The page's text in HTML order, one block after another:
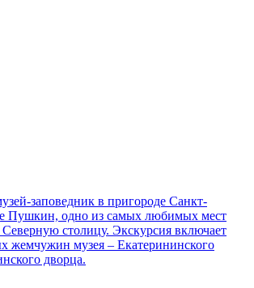
заповедник в пригороде Санкт-
Пушкин, одно из самых любимых мест
столицу. Экскурсия включает
жемчужин музея – Екатерининского
дворца.